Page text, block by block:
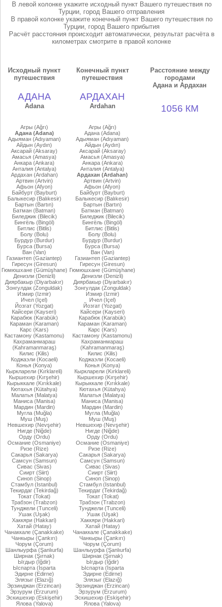
В левой колонке укажите исходный пункт Вашего путешествия по
Турции, город Вашего отправления
В правой колонке укажите конечный пункт Вашего путешествия по
Турции, город Вашего прибытия
Расчёт расстояния происходит автоматически, результат расчёта в
километрах смотрите в правой колонке
Исходный пункт
путешествия
АДАНА
Adana
Конечный пункт
путешествия
АРДАХАН
Ardahan
Расстояние между
городами
Адана и Ардахан
1056 КМ
Агры (Ağrı)
Адана (Adana)
Адыяман (Adıyaman)
Айдын (Aydın)
Аксарай (Aksaray)
Амасья (Amasya)
Анкара (Ankara)
Анталия (Antalya)
Ардахан (Ardahan)
Артвин (Artvin)
Афьон (Afyon)
Байбурт (Bayburt)
Балыкесир (Balıkesir)
Бартын (Bartın)
Батман (Batman)
Биледжик (Bilecik)
Бингёль (Bingöl)
Битлис (Bitlis)
Болу (Bolu)
Бурдур (Burdur)
Бурса (Bursa)
Ван (Van)
Газиантеп (Gaziantep)
Гиресун (Giresun)
Гюмюшхане (Gümüşhane)
Денизли (Denizli)
Диярбакыр (Diyarbakır)
Зонгулдак (Zonguldak)
Измир (Izmir)
Ичел (Içel)
Йозгат (Yozgat)
Кайсери (Kayseri)
Карабюк (Karabük)
Караман (Karaman)
Карс (Kars)
Кастамону (Kastamonu)
Кахраманмараш
(Kahramanmaraş)
Килис (Kilis)
Коджаэли (Kocaeli)
Конья (Konya)
Кыркларели (Kırklareli)
Кыршехир (Kırşehir)
Кырыккале (Kırıkkale)
Кютахья (Kütahya)
Малатья (Malatya)
Маниса (Manisa)
Мардин (Mardin)
Мугла (Muğla)
Муш (Muş)
Невшехир (Nevşehir)
Нигде (Niğde)
Орду (Ordu)
Османие (Osmaniye)
Ризе (Rize)
Сакарья (Sakarya)
Самсун (Samsun)
Сивас (Sivas)
Сиирт (Siirt)
Синоп (Sinop)
Стамбул (Istanbul)
Текирдаг (Tekirdağ)
Токат (Tokat)
Трабзон (Trabzon)
Тунджели (Tunceli)
Ушак (Uşak)
Хаккяри (Hakkari)
Хатай (Hatay)
Чанаккале (Çanakkake)
Чанкыры (Çankırı)
Чорум (Çorum)
Шанлыурфа (Şanlıurfa)
Ширнак (Şırnak)
Ыгдыр (Iğdir)
Ыспарта (İsparta
Эдирне (Edirne)
Элязыг (Elazığ)
Эрзинджан (Erzincan)
Эрзурум (Erzurum)
Эскишехир (Eskişehir)
Ялова (Yalova)
Агры (Ağrı)
Адана (Adana)
Адыяман (Adıyaman)
Айдын (Aydın)
Аксарай (Aksaray)
Амасья (Amasya)
Анкара (Ankara)
Анталия (Antalya)
Ардахан (Ardahan)
Артвин (Artvin)
Афьон (Afyon)
Байбурт (Bayburt)
Балыкесир (Balıkesir)
Бартын (Bartın)
Батман (Batman)
Биледжик (Bilecik)
Бингёль (Bingöl)
Битлис (Bitlis)
Болу (Bolu)
Бурдур (Burdur)
Бурса (Bursa)
Ван (Van)
Газиантеп (Gaziantep)
Гиресун (Giresun)
Гюмюшхане (Gümüşhane)
Денизли (Denizli)
Диярбакыр (Diyarbakır)
Зонгулдак (Zonguldak)
Измир (Izmir)
Ичел (Içel)
Йозгат (Yozgat)
Кайсери (Kayseri)
Карабюк (Karabük)
Караман (Karaman)
Карс (Kars)
Кастамону (Kastamonu)
Кахраманмараш
(Kahramanmaraş)
Килис (Kilis)
Коджаэли (Kocaeli)
Конья (Konya)
Кыркларели (Kırklareli)
Кыршехир (Kırşehir)
Кырыккале (Kırıkkale)
Кютахья (Kütahya)
Малатья (Malatya)
Маниса (Manisa)
Мардин (Mardin)
Мугла (Muğla)
Муш (Muş)
Невшехир (Nevşehir)
Нигде (Niğde)
Орду (Ordu)
Османие (Osmaniye)
Ризе (Rize)
Сакарья (Sakarya)
Самсун (Samsun)
Сивас (Sivas)
Сиирт (Siirt)
Синоп (Sinop)
Стамбул (Istanbul)
Текирдаг (Tekirdağ)
Токат (Tokat)
Трабзон (Trabzon)
Тунджели (Tunceli)
Ушак (Uşak)
Хаккяри (Hakkari)
Хатай (Hatay)
Чанаккале (Çanakkake)
Чанкыры (Çankırı)
Чорум (Çorum)
Шанлыурфа (Şanlıurfa)
Ширнак (Şırnak)
Ыгдыр (Iğdir)
Ыспарта (İsparta
Эдирне (Edirne)
Элязыг (Elazığ)
Эрзинджан (Erzincan)
Эрзурум (Erzurum)
Эскишехир (Eskişehir)
Ялова (Yalova)